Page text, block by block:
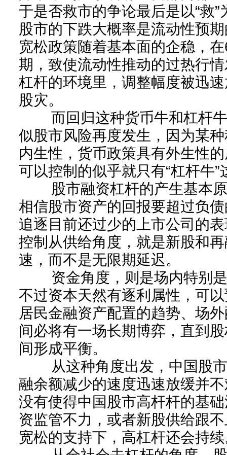
于是否救市的争论最后是以“救”
股市的下跌大概率是流动性预
宽松政策随着基本面的企稳，
期，致使流动性推动的过热行
杠杆的环境里，调整幅度被迅
股灾。
而回归这种货币牛和杠杆牛
似股市风险再度发生，因为某
内生性，货币政策具有外生性
可以控制的似乎就只有“杠杆牛
股市融资杠杆的产生基本原
相信股市资产的回报要超过负
追逐目前还过少的上市公司的
控制从供给角度，就是新股和
速，而不是无限期延迟。
资金角度，则是场内特别是
不过资本天然有逐利属性，可
居民金融资产配置的趋势、场
间必将有一场长期博弈，直到
间形成平衡。
从这种角度出发，中国股市
融余额减少的速度迅速放缓并
没有使得中国股市高杆杆的基
资监管不力，或者新股供给跟
宽松的支持下，高杠杆还会持